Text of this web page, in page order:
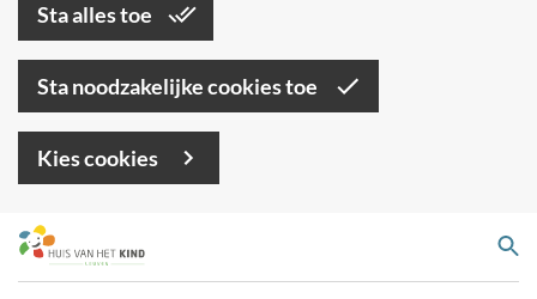
Sta alles toe
Sta noodzakelijke cookies toe
Kies cookies
Overslaan
en
naar